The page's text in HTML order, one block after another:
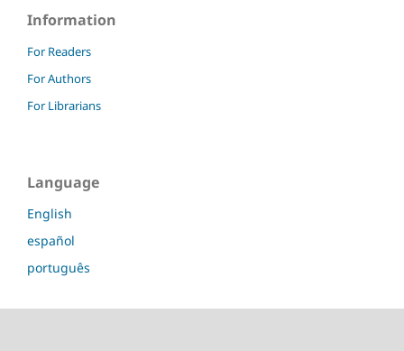
Information
For Readers
For Authors
For Librarians
Language
English
español
português